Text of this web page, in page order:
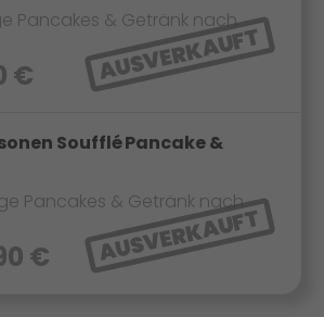
Pancakes & Getränk nach
€ AUSVERKAUFT
Soufflé Pancake &
Pancakes & Getränk nach
€ AUSVERKAUFT